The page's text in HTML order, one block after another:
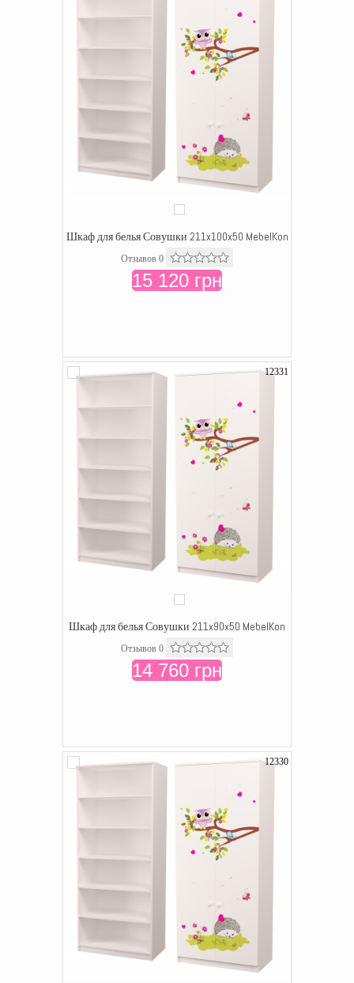
Шкаф для белья Совушки 211x100x50 MebelKon
Отзывов 0
15 120 грн
12331
Шкаф для белья Совушки 211x90x50 MebelKon
Отзывов 0
14 760 грн
12330